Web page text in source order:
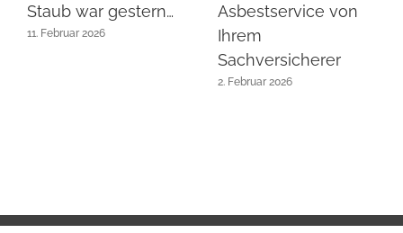
Staub war gestern…
11. Februar 2026
Asbestservice von
Ihrem
Sachversicherer
2. Februar 2026